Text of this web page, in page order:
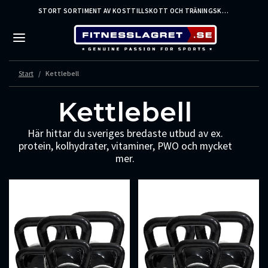
STORT SORTIMENT AV KOSTTILLSKOTT OCH TRÄNINGSKLÄDER FRÅN LEDANDE VARUMÄRKEN – SNABB LEVERANS
Start Kettlebell
Kettlebell
Här hittar du sveriges bredaste utbud av ex.
protein, kolhydrater, vitaminer, PWO och mycket
mer.